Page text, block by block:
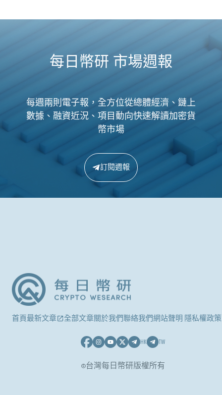
每日幣研 市場週報
每週兩則電子報，全方位從總體經濟、鏈上
數據、融資近況、項目動向快速解讀加密貨
幣市場
訂閱週報
首頁最新文章 全部文章關於我們聯絡我們網站聲明 隱私權政策
HK TW
©台灣每日幣研版權所有